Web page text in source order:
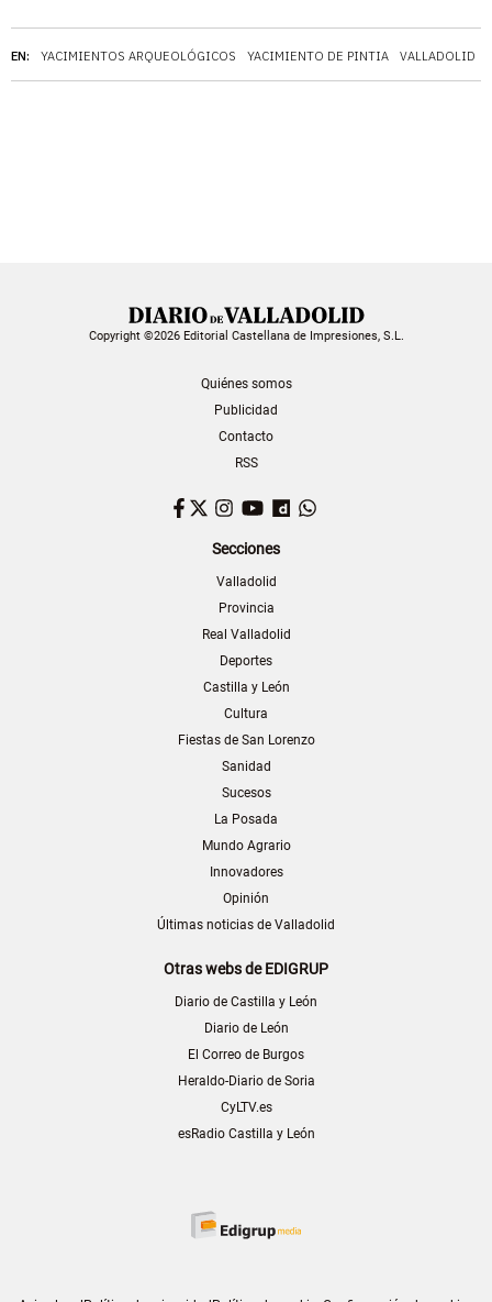
EN: YACIMIENTOS ARQUEOLÓGICOS YACIMIENTO DE PINTIA VALLADOLID
Copyright ©2026 Editorial Castellana de Impresiones, S.L.
Quiénes somos
Publicidad
Contacto
RSS
Facebook
TwitterInstagram
YouTubeDailymotion
Secciones
Valladolid
Provincia
Real Valladolid
Deportes
Castilla y León
Cultura
Fiestas de San Lorenzo
Sanidad
Sucesos
La Posada
Mundo Agrario
Innovadores
Opinión
Últimas noticias de Valladolid
Otras webs de EDIGRUP
Diario de Castilla y León
Diario de León
El Correo de Burgos
Heraldo-Diario de Soria
CyLTV.es
esRadio Castilla y León